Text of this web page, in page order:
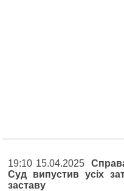
19:10 15.04.2025
Суд випустив усіх
заставу